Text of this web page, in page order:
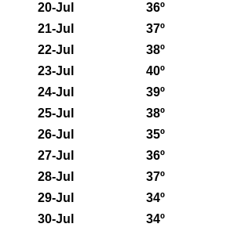
20-Jul
36º
21-Jul
37º
22-Jul
38º
23-Jul
40º
24-Jul
39º
25-Jul
38º
26-Jul
35º
27-Jul
36º
28-Jul
37º
29-Jul
34º
30-Jul
34º